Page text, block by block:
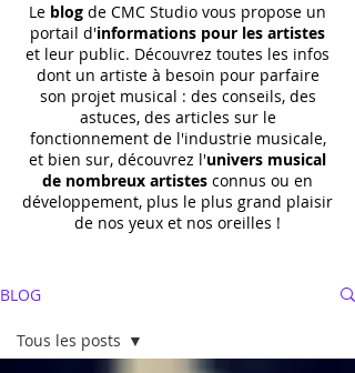
Le blog de CMC Studio vous propose un
portail d'informations pour les artistes
et leur public. Découvrez toutes les infos
dont un artiste à besoin pour parfaire
son projet musical : des conseils, des
astuces, des articles sur le
fonctionnement de l'industrie musicale,
et bien sur, découvrez l'univers musical
de nombreux artistes connus ou en
développement, plus le plus grand plaisir
de nos yeux et nos oreilles !
BLOG
Tous les posts